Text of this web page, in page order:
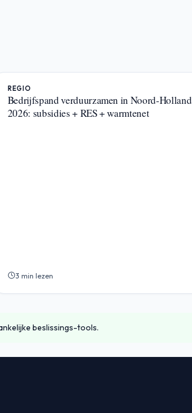
REGIO
Bedrijfspand verduurzamen in Noord-Holland
2026: subsidies + RES + warmtenet
3 min lezen
beslissings-tools.